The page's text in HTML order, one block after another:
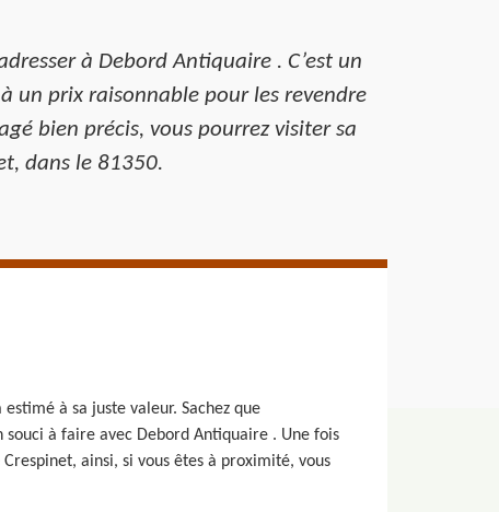
à Debord Antiquaire . C’est un
un prix raisonnable pour les revendre
bien précis, vous pourrez visiter sa
dans le 81350.
à sa juste valeur. Sachez que
souci à faire avec Debord Antiquaire . Une fois
ainsi, si vous êtes à proximité, vous